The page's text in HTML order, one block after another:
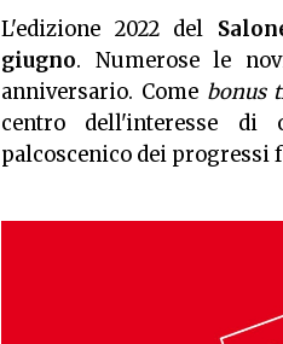
L'edizione 2022 del
giugno. Numerose le
anniversario. Come bonus
centro dell'interesse di
palcoscenico dei progressi